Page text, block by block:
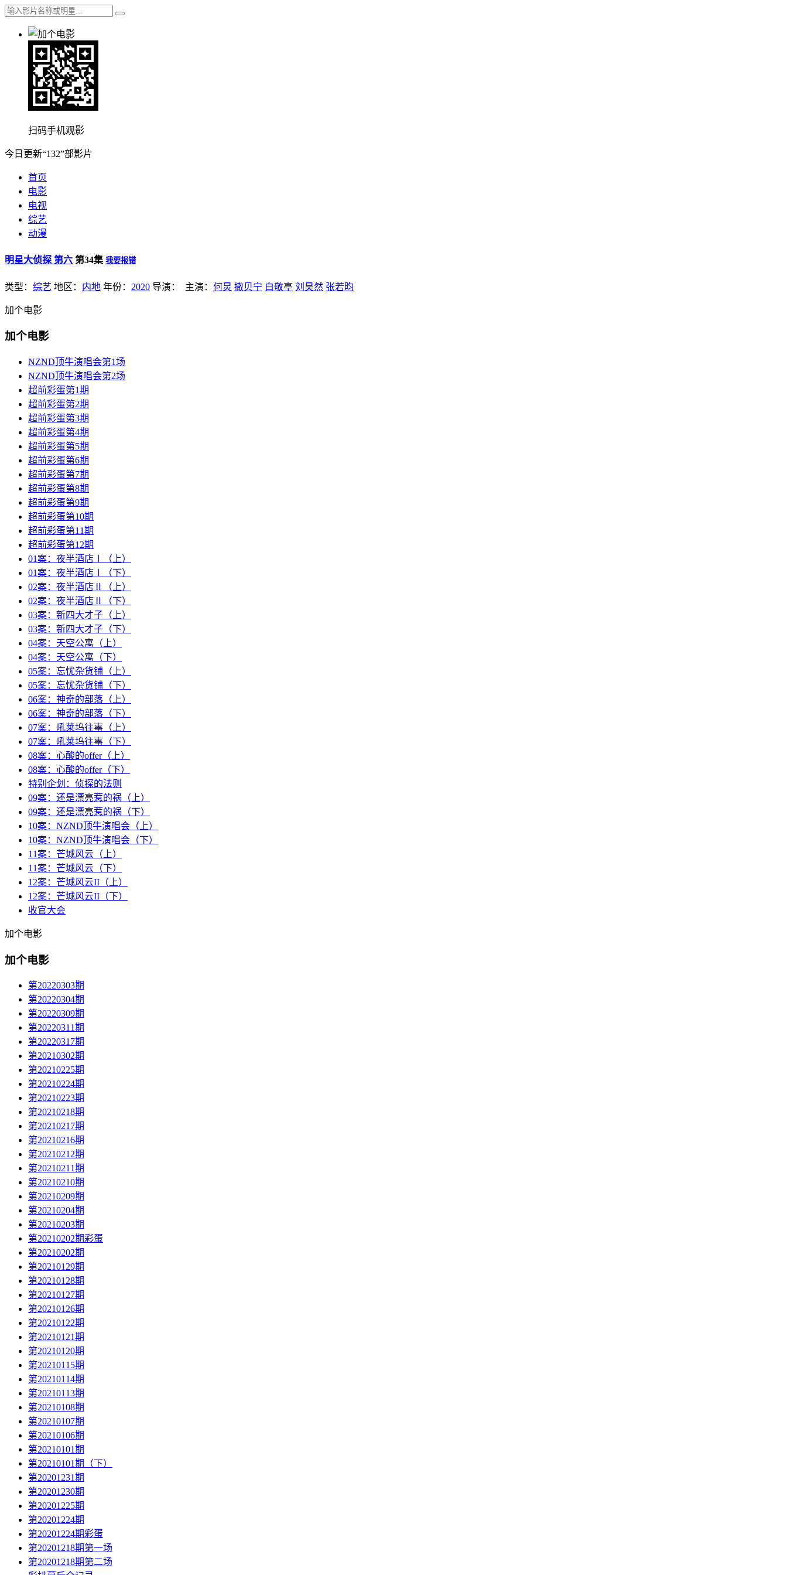
扫码手机观影
今日更新“132”部影片
首页
电影
电视
综艺
动漫
明星大侦探 第六 第34集 我要报错
类型： 综艺 地区： 内地 年份： 2020 导演： 主演： 何炅 撒贝宁 白敬亭 刘昊然 张若昀
加个电影
加个电影
NZND顶牛演唱会第1场
NZND顶牛演唱会第2场
超前彩蛋第1期
超前彩蛋第2期
超前彩蛋第3期
超前彩蛋第4期
超前彩蛋第5期
超前彩蛋第6期
超前彩蛋第7期
超前彩蛋第8期
超前彩蛋第9期
超前彩蛋第10期
超前彩蛋第11期
超前彩蛋第12期
01案：夜半酒店Ⅰ（上）
01案：夜半酒店Ⅰ（下）
02案：夜半酒店Ⅱ（上）
02案：夜半酒店Ⅱ（下）
03案：新四大才子（上）
03案：新四大才子（下）
04案：天空公寓（上）
04案：天空公寓（下）
05案：忘忧杂货铺（上）
05案：忘忧杂货铺（下）
06案：神奇的部落（上）
06案：神奇的部落（下）
07案：吼莱坞往事（上）
07案：吼莱坞往事（下）
08案：心酸的offer（上）
08案：心酸的offer（下）
特别企划：侦探的法则
09案：还是漂亮惹的祸（上）
09案：还是漂亮惹的祸（下）
10案：NZND顶牛演唱会（上）
10案：NZND顶牛演唱会（下）
11案：芒城风云（上）
11案：芒城风云（下）
12案：芒城风云II（上）
12案：芒城风云II（下）
收官大会
加个电影
加个电影
第20220303期
第20220304期
第20220309期
第20220311期
第20220317期
第20210302期
第20210225期
第20210224期
第20210223期
第20210218期
第20210217期
第20210216期
第20210212期
第20210211期
第20210210期
第20210209期
第20210204期
第20210203期
第20210202期彩蛋
第20210202期
第20210129期
第20210128期
第20210127期
第20210126期
第20210122期
第20210121期
第20210120期
第20210115期
第20210114期
第20210113期
第20210108期
第20210107期
第20210106期
第20210101期
第20210101期（下）
第20201231期
第20201230期
第20201225期
第20201224期
第20201224期彩蛋
第20201218期第一场
第20201218期第二场